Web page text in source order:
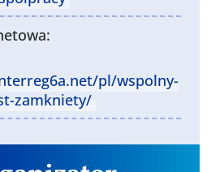
pl/wspolny-
zamkniety/